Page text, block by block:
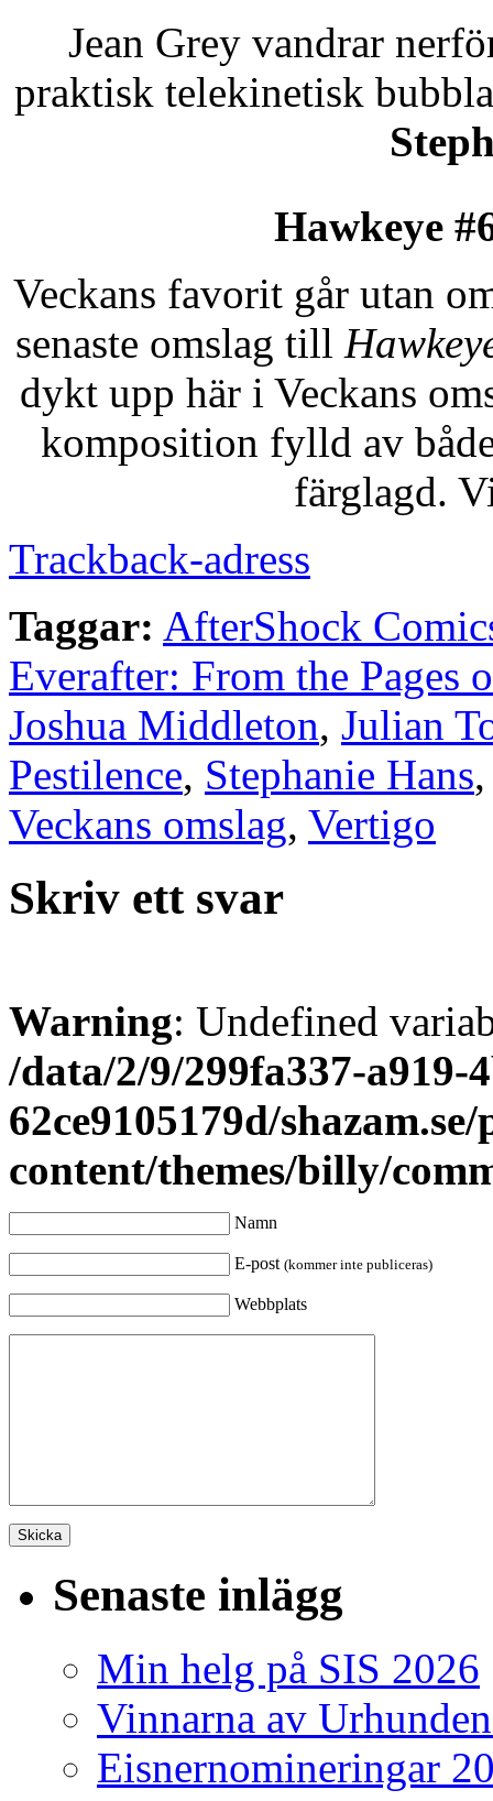
Jean Grey vandrar
praktisk telekinetisk
Hawkeye
Veckans favorit går utan
senaste omslag till
dykt upp här i Veckans
komposition fylld av
färglagd.
Trackback-adress
Taggar: AfterShock
Everafter: From the Pages
Joshua Middleton, Julian
Pestilence, Stephanie Hans
Veckans omslag, Vertigo
Skriv ett svar
Warning: Undefined
/data/2/9/299fa337-a919-
62ce9105179d/
content/themes/billy/
Namn
E-post (kommer inte publiceras)
Webbplats
Senaste inlägg
Min helg på SIS 2026
Vinnarna av
Eisnernomineringar